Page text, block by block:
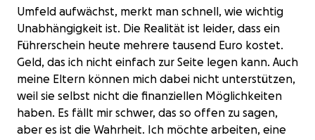
Umfeld aufwächst, merkt man schnell, wie wichtig
Unabhängigkeit ist. Die Realität ist leider, dass ein
Führerschein heute mehrere tausend Euro kostet.
Geld, das ich nicht einfach zur Seite legen kann. Auch
meine Eltern können mich dabei nicht unterstützen,
weil sie selbst nicht die finanziellen Möglichkeiten
haben. Es fällt mir schwer, das so offen zu sagen,
aber es ist die Wahrheit. Ich möchte arbeiten, eine